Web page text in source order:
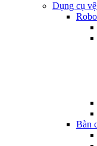
Dụng cụ
Bàn